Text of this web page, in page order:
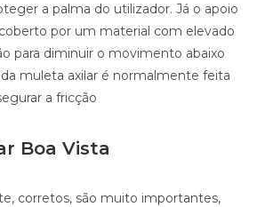
a palma do utilizador. Já o apoio
por um material com elevado
para diminuir o movimento abaixo
muleta axilar é normalmente feita
a fricção
Boa Vista
corretos, são muito importantes,